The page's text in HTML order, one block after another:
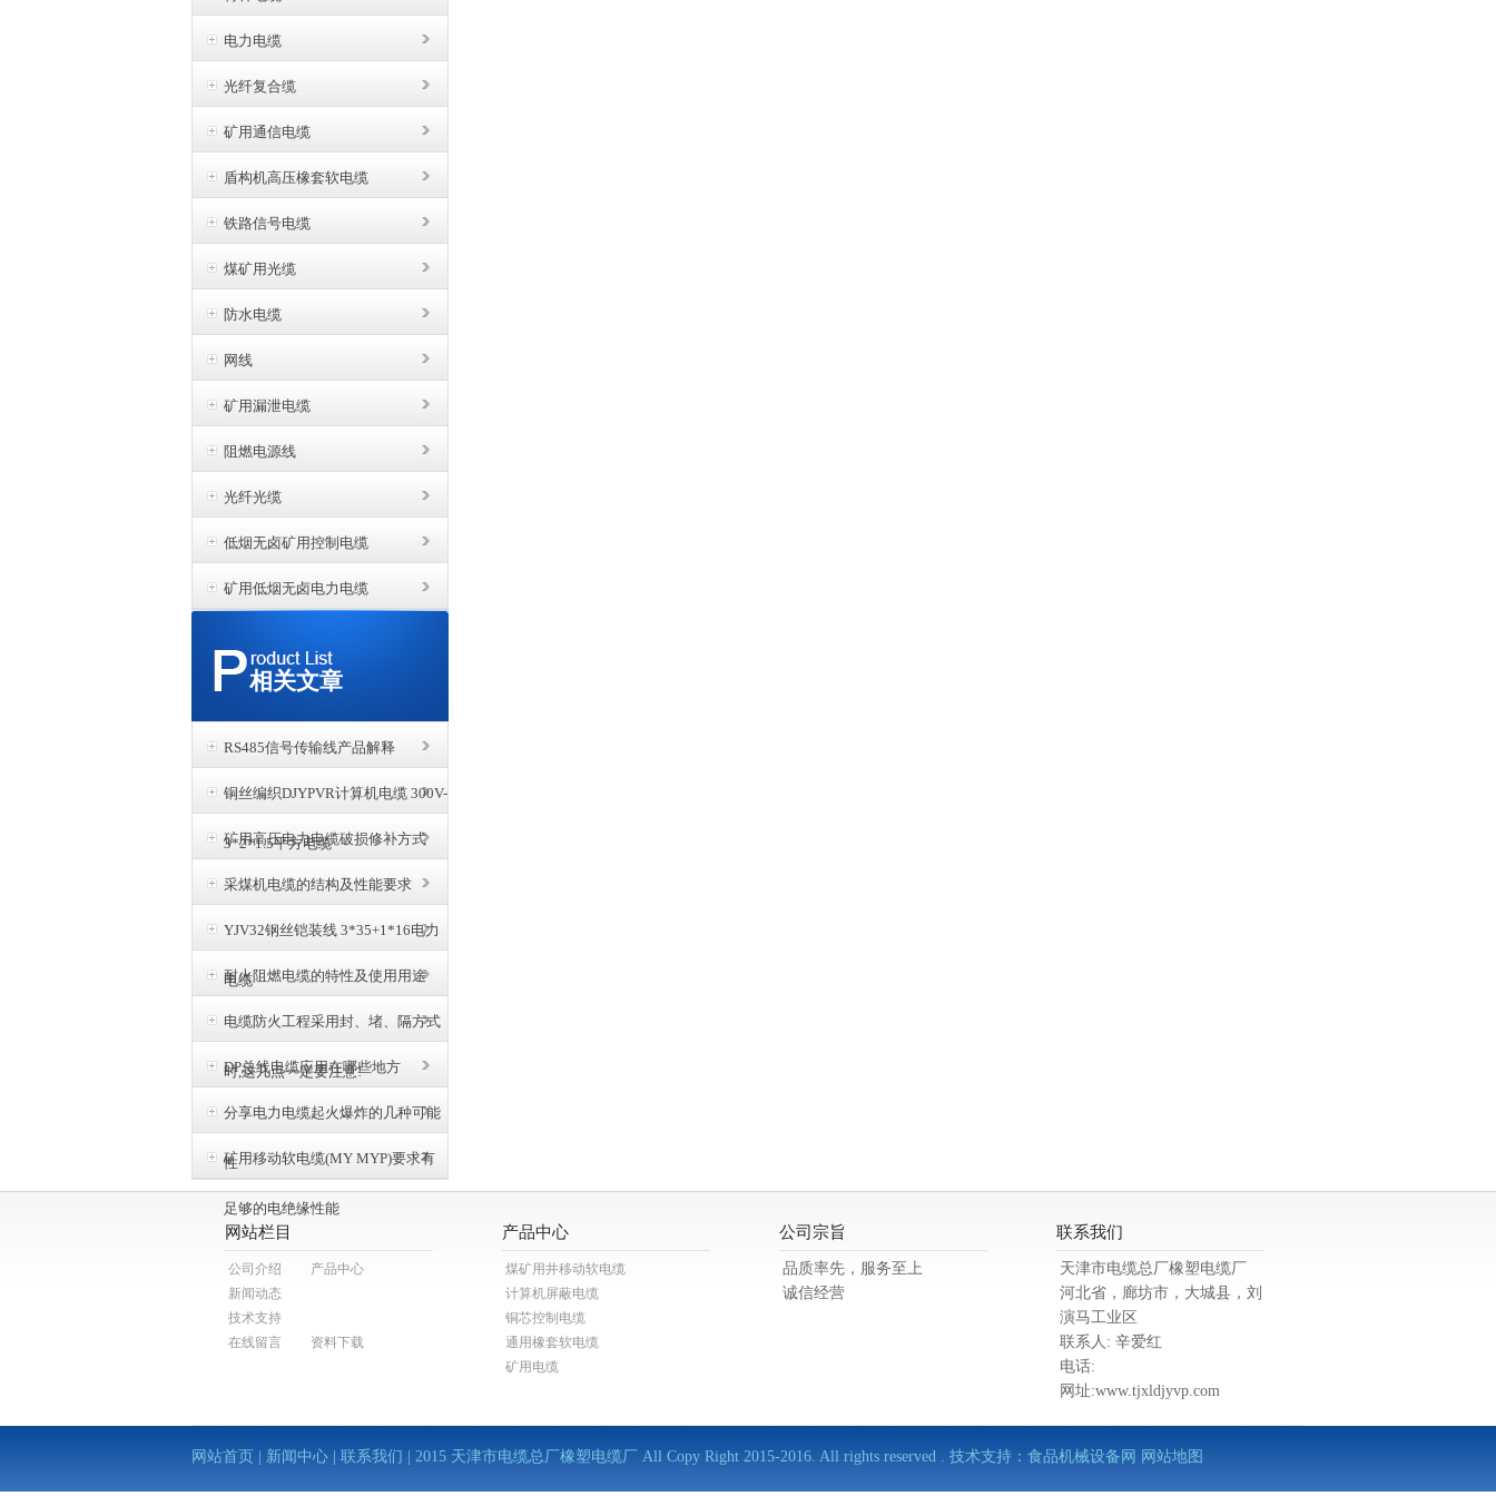
电力电缆
光纤复合缆
矿用通信电缆
盾构机高压橡套软电缆
铁路信号电缆
煤矿用光缆
防水电缆
网线
矿用漏泄电缆
阻燃电源线
光纤光缆
低烟无卤矿用控制电缆
矿用低烟无卤电力电缆
相关文章
RS485信号传输线产品解释
铜丝编织DJYPVR计算机电缆 300V-
3*2*1.5平方电缆
矿用高压电力电缆破损修补方式
采煤机电缆的结构及性能要求
YJV32钢丝铠装线 3*35+1*16电力
电缆
耐火阻燃电缆的特性及使用用途
电缆防火工程采用封、堵、隔方式
时,这几点一定要注意!
DP总线电缆应用在哪些地方
分享电力电缆起火爆炸的几种可能
性
矿用移动软电缆(MY MYP)要求有
足够的电绝缘性能
网站栏目
公司介绍
产品中心
新闻动态
技术支持
在线留言
资料下载
产品中心
煤矿用井移动软电缆
计算机屏蔽电缆
铜芯控制电缆
通用橡套软电缆
矿用电缆
公司宗旨
品质率先，服务至上
诚信经营
联系我们
天津市电缆总厂橡塑电缆厂
河北省，廊坊市，大城县，刘
演马工业区
联系人: 辛爱红
电话:
网址:www.tjxldjyvp.com
网站首页 新闻中心 联系我们 | 2015 天津市电缆总厂橡塑电缆厂 All Copy Right 2015-2016. All rights reserved . 技术支持： 食品机械设备网 网站地图